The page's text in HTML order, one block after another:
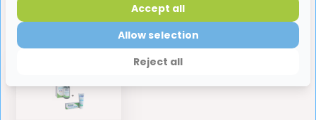
Laatst bekeken producten
Reject all
Allow selection
Accept all